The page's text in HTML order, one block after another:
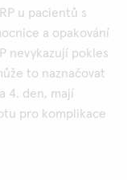
u pacientů s
a opakování
nevykazují pokles
to naznačovat
4. den, mají
pro komplikace